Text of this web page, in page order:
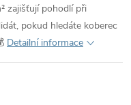
zajišťují pohodlí při
pokud hledáte koberec
Detailní informace